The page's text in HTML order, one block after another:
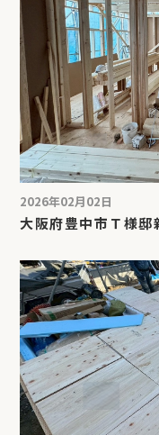
2026年02月02日
大阪府豊中市Ｔ様邸